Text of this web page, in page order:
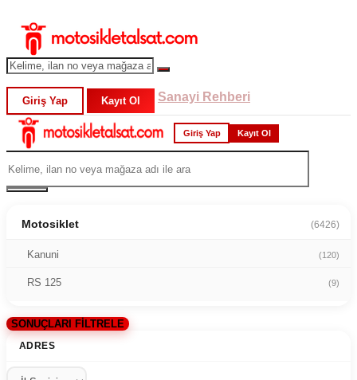
Giriş Yap Kayıt Ol Sanayi Rehberi
Giriş Yap Kayıt Ol
Motosiklet (6426)
Kanuni (120)
RS 125 (9)
SONUÇLARI FİLTRELE
ADRES